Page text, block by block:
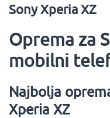
Sony Xperia XZ
Oprema za
mobilni
Najbolja
Xperia XZ